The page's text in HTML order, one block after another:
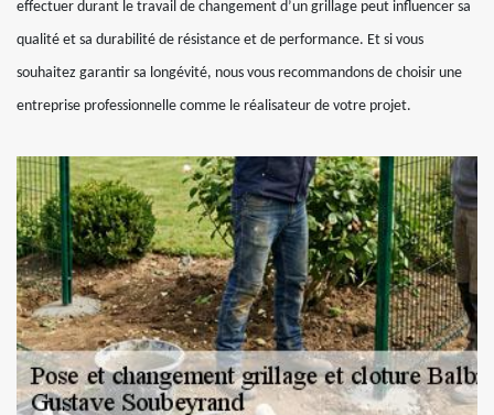
effectuer durant le travail de changement d’un grillage peut influencer sa
qualité et sa durabilité de résistance et de performance. Et si vous
souhaitez garantir sa longévité, nous vous recommandons de choisir une
entreprise professionnelle comme le réalisateur de votre projet.